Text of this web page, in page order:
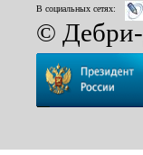
В социальных сетях:
©